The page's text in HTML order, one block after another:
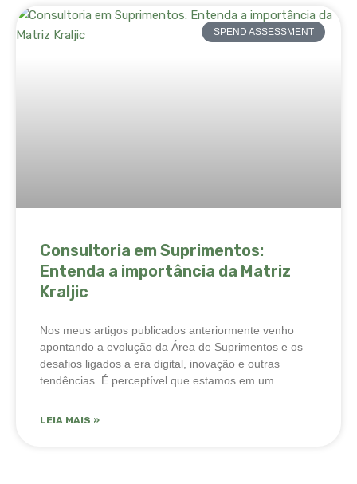
SPEND ASSESSMENT
Consultoria em Suprimentos:
Entenda a importância da Matriz
Kraljic
Nos meus artigos publicados anteriormente venho
apontando a evolução da Área de Suprimentos e os
desafios ligados a era digital, inovação e outras
tendências. É perceptível que estamos em um
LEIA MAIS »